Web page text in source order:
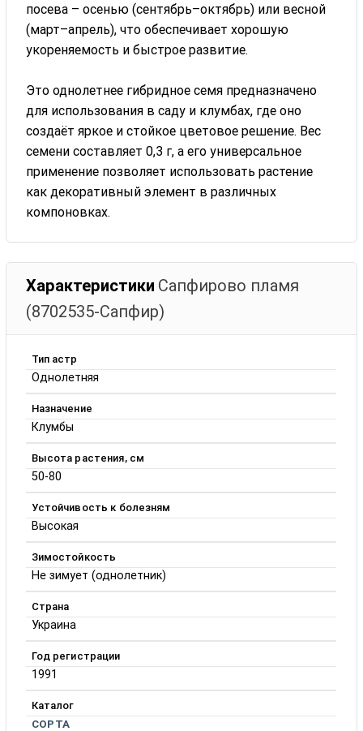
посева – осенью (сентябрь–октябрь) или весной
(март–апрель), что обеспечивает хорошую
укореняемость и быстрое развитие.
Это однолетнее гибридное семя предназначено
для использования в саду и клумбах, где оно
создаёт яркое и стойкое цветовое решение. Вес
семени составляет 0,3 г, а его универсальное
применение позволяет использовать растение
как декоративный элемент в различных
компоновках.
Характеристики Сапфирово пламя
(8702535-Сапфир)
Тип астр
Однолетняя
Назначение
Клумбы
Высота растения, см
50-80
Устойчивость к болезням
Высокая
Зимостойкость
Не зимует (однолетник)
Страна
Украина
Год регистрации
1991
Каталог
СОРТА